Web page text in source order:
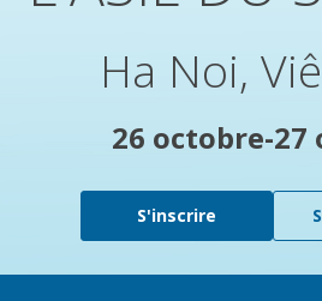
Ha Noi,
26 octobre-27
S'inscrire